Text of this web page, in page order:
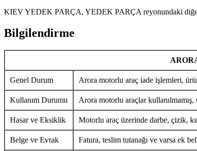
KIEV YEDEK PARÇA, YEDEK PARÇA reyonundaki diğer
Bilgilendirme
Genel Durum Arora motorlu araç iade işlemleri,
Kullanım Durumu Arora motorlu araçlar kullanılmamış,
Hasar ve Eksiklik Motorlu araç üzerinde darbe, çizik,
Belge ve Evrak Fatura, teslim tutanağı ve varsa ek